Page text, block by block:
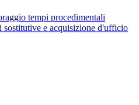
tempi procedimentali
sostitutive e acquisizione d'ufficio